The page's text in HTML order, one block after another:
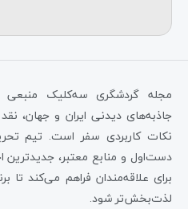
مجله گردشگری سه‌کلیک منبعی
جاذبه‌های دیدنی ایران و جهان،
نکات کاربردی سفر است. تیم
دست‌اول و منابع معتبر، جدیدترین
برای علاقه‌مندان فراهم می‌کند تا
لذت‌بخش‌تر شود.